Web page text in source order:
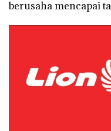
berusaha mencapai